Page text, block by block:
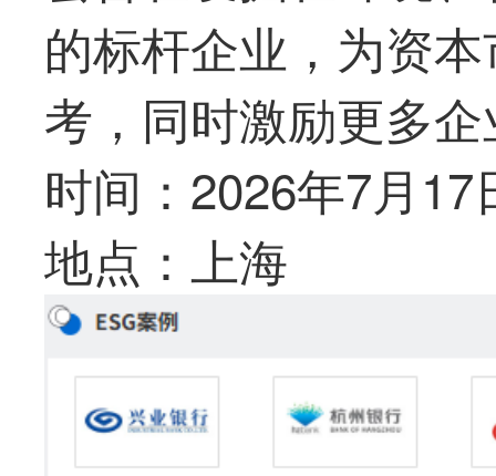
的标杆企业，为资
考，同时激励更多
时间：2026年7月17
地点：上海